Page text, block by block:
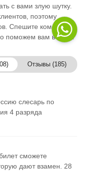
с вами злую шутку.
поэтому
Спешите комфортно
поможем вам в этом.
Отзывы (185)
слесарь по
4 разряда
сможете
дают взамен. 28